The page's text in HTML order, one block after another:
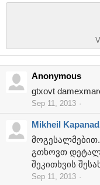
Anonymous
gtxovt
Sep 11, 2013
Mikheil
მოგესალმებით.
გთხოვთ
შეკითხვის
Sep 11, 2013